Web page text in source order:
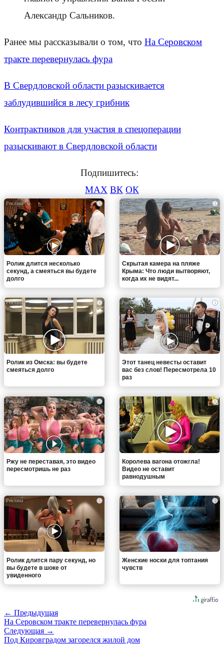
Александр Сальников.
Ранее мы рассказывали о том, что На Серовском
тракте перевернулась фура
В Свердловской области разыскивается
заблудившийся в лесу грибник
Контрактников для участия в спецоперации
разыскивают в Свердловской области
Подпишитесь:
MAX ВК ОК
i
Ролик длится несколько
секунд, а смеяться вы будете
долго
i
Скрытая камера на пляже
Крыма: Что люди вытворяют,
когда их не видят...
i
Ролик из Омска: вы будете
смеяться долго
i
Этот танец невесты оставит
вас без слов! Пересмотрела 10
раз
i
Ржу не переставая, это видео
пересмотришь не раз
i
Королева вагона отожгла!
Видео не оставит
равнодушным
i
Ролик длится пару секунд, но
вы будете в шоке от
увиденного
i
Женские носки для топтания
чувств
← Предыдущая
На Серовском тракте перевернулась фура
Следующая →
Под Кировградом загорелся жилой дом